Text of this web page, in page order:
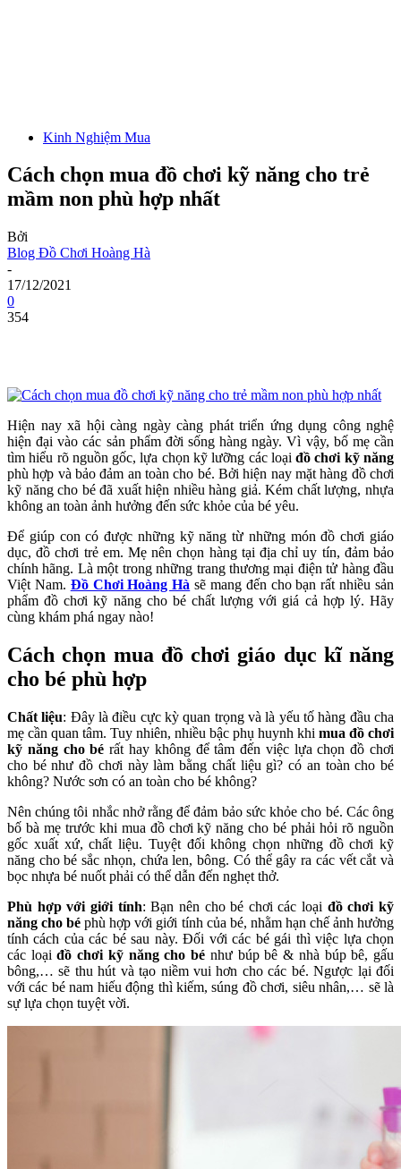
Kinh Nghiệm Mua
Cách chọn mua đồ chơi kỹ năng cho trẻ
mầm non phù hợp nhất
Bởi
Blog Đồ Chơi Hoàng Hà
-
17/12/2021
0
354
Hiện nay xã hội càng ngày càng phát triển ứng dụng công nghệ
hiện đại vào các sản phẩm đời sống hàng ngày. Vì vậy, bố mẹ cần
tìm hiểu rõ nguồn gốc, lựa chọn kỹ lưỡng các loạiđồ chơi kỹ năng
phù hợp và bảo đảm an toàn cho bé. Bởi hiện nay mặt hàng đồ chơi
kỹ năng cho bé đã xuất hiện nhiều hàng giả. Kém chất lượng, nhựa
không an toàn ảnh hưởng đến sức khỏe của bé yêu.
Để giúp con có được những kỹ năng từ những món đồ chơi giáo
dục, đồ chơi trẻ em. Mẹ nên chọn hàng tại địa chỉ uy tín, đảm bảo
chính hãng. Là một trong những trang thương mại điện tử hàng đầu
Việt Nam. Đồ Chơi Hoàng Hà sẽ mang đến cho bạn rất nhiều sản
phẩm đồ chơi kỹ năng cho bé chất lượng với giá cả hợp lý. Hãy
cùng khám phá ngay nào!
Cách chọn mua đồ chơi giáo dục kĩ năng
cho bé phù hợp
Chất liệu: Đây là điều cực kỳ quan trọng và là yếu tố hàng đầu cha
mẹ cần quan tâm. Tuy nhiên, nhiều bậc phụ huynh khi mua đồ chơi
kỹ năng cho bé rất hay không để tâm đến việc lựa chọn đồ chơi
cho bé như đồ chơi này làm bằng chất liệu gì? có an toàn cho bé
không? Nước sơn có an toàn cho bé không?
Nên chúng tôi nhắc nhở rằng để đảm bảo sức khỏe cho bé. Các ông
bố bà mẹ trước khi mua đồ chơi kỹ năng cho bé phải hỏi rõ nguồn
gốc xuất xứ, chất liệu. Tuyệt đối không chọn những đồ chơi kỹ
năng cho bé sắc nhọn, chứa len, bông. Có thể gây ra các vết cắt và
bọc nhựa bé nuốt phải có thể dẫn đến nghẹt thở.
Phù hợp với giới tính: Bạn nên cho bé chơi các loại đồ chơi kỹ
năng cho bé phù hợp với giới tính của bé, nhằm hạn chế ảnh hưởng
tính cách của các bé sau này. Đối với các bé gái thì việc lựa chọn
các loạiđồ chơi kỹ năng cho bé như búp bê & nhà búp bê, gấu
bông,… sẽ thu hút và tạo niềm vui hơn cho các bé. Ngược lại đối
với các bé nam hiếu động thì kiếm, súng đồ chơi, siêu nhân,… sẽ là
sự lựa chọn tuyệt vời.